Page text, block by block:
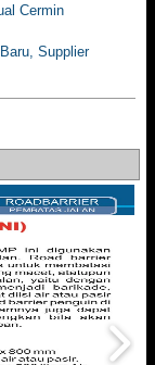
Cermin
Supplier